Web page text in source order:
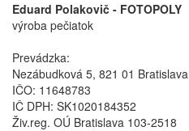
Eduard Polakovič - FOTOPOLY
výroba pečiatok
Prevádzka:
Nezábudková 5, 821 01 Bratislava
IČO: 11648783
IČ DPH: SK1020184352
Živ.reg. OÚ Bratislava 103-2518